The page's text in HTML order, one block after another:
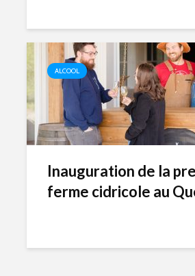
ALCOOL
Inauguration de la
ferme cidricole au